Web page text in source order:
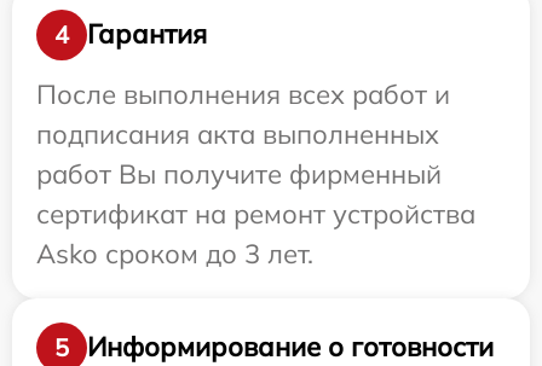
4
Гарантия
После выполнения всех работ и
подписания акта выполненных
работ Вы получите фирменный
сертификат на ремонт устройства
Asko сроком до 3 лет.
5
Информирование о готовности